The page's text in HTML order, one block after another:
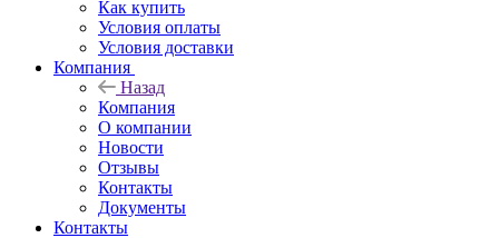
Как купить
Условия оплаты
Условия доставки
Компания
Назад
Компания
О компании
Новости
Отзывы
Контакты
Документы
Контакты